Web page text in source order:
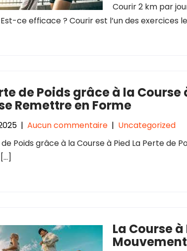
Courir 2 km par
ce efficace ? Courir est l’un des exercices
de Poids grâce à la
Remettre en Forme
| Aucun commentaire | Uncategorized
Poids grâce à la Course à Pied La Perte de
La Course à
Mouvement